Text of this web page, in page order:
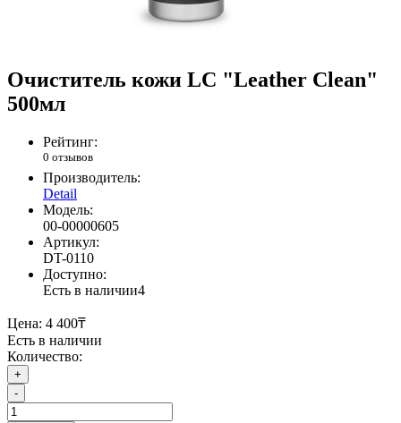
Очиститель кожи LC "Leather Clean"
500мл
Рейтинг:
0 отзывов
Производитель:
Detail
Модель:
00-00000605
Артикул:
DT-0110
Доступно:
Есть в наличии4
Цена: 4 400₸
Есть в наличии
Количество:
+
-